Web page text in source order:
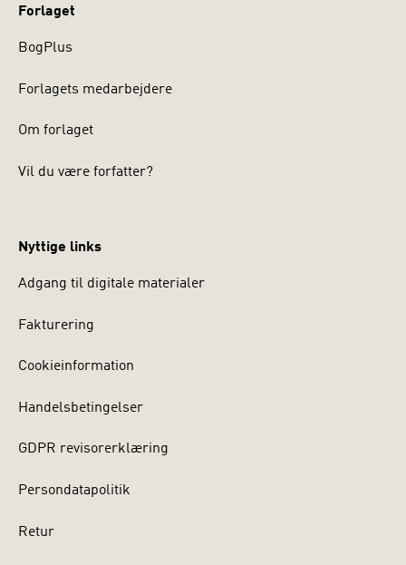
Forlaget
BogPlus
Forlagets medarbejdere
Om forlaget
Vil du være forfatter?
Nyttige links
Adgang til digitale materialer
Fakturering
Cookieinformation
Handelsbetingelser
GDPR revisorerklæring
Persondatapolitik
Retur